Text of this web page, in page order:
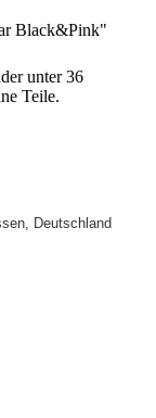
Black&Pink"
unter 36
Teile.
Deutschland